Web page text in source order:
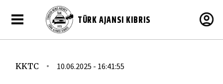
TÜRK AJANSI KIBRIS
KKTC 10.06.2025 - 16:41:55